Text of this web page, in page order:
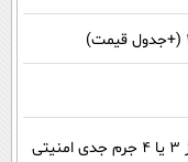
گفته‌های یک روحانی تندرو و ردپای بیش از ۳ یا ۴ جرم جدی امنیتی